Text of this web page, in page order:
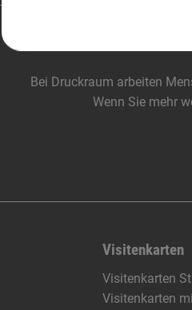
Bei Druckraum arbeiten
Wenn Sie mehr
Visitenkarten
Visitenkarten
Visitenkarten